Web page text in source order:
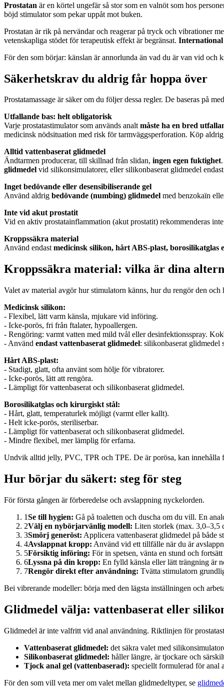
Prostatan är en körtel ungefär så stor som en valnöt som hos
böjd stimulator som pekar uppåt mot buken.
Prostatan är rik på nervändar och reagerar på tryck och vibrationer
vetenskapliga stödet för terapeutisk effekt är begränsat. International
För den som börjar: känslan är annorlunda än vad du är van vid
Säkerhetskrav du aldrig får hoppa över
Prostatamassage är säker om du följer dessa regler. De baseras på
Utfallande bas: helt obligatorisk
Varje prostatastimulator som används analtmåste ha en bred
medicinsk nödsituation med risk för tarmväggsperforation. Köp
Alltid vattenbaserat glidmedel
Ändtarmen producerar, till skillnad från slidan, ingen egen fuktighet
glidmedel vid silikonsimulatorer, eller silikonbaserat glidmedel
Inget bedövande eller desensibiliserande gel
Använd aldrig bedövande (numbing) glidmedel med benzokaïn
Inte vid akut prostatit
Vid en aktiv prostatainflammation (akut prostatit) rekommenderas
Kroppssäkra material
Använd endastmedicinsk silikon, hårt ABS-plast, borosilikatglas
Kroppssäkra material: vilka är dina
Valet av material avgör hur stimulatorn känns, hur du rengör den och
Medicinsk silikon:
- Flexibel, lätt varm känsla, mjukare vid införing.
- Icke-porös, fri från ftalater, hypoallergen.
- Rengöring: varmt vatten med mild tvål eller desinfektionsspray.
- Använd endast vattenbaserat glidmedel: silikonbaserat glidmedel
Hårt ABS-plast:
- Stadigt, glatt, ofta använt som hölje för vibratorer.
- Icke-porös, lätt att rengöra.
- Lämpligt för vattenbaserat och silikonbaserat glidmedel.
Borosilikatglas och kirurgiskt stål:
- Hårt, glatt, temperaturlek möjligt (varmt eller kallt).
- Helt icke-porös, steriliserbar.
- Lämpligt för vattenbaserat och silikonbaserat glidmedel.
- Mindre flexibel, mer lämplig för erfarna.
Undvik alltid jelly, PVC, TPR och TPE. De är porösa, kan innehålla
Hur börjar du säkert: steg för steg
För första gången är förberedelse och avslappning nyckelorden.
1Se till hygien: Gå på toaletten och duscha om du vill. En
2Välj en nybörjarvänlig modell: Liten storlek (max. 3,0–3,5
3Smörj generöst: Applicera vattenbaserat glidmedel på både
4Avslappnat kropp: Använd vid ett tillfälle när du är
5Försiktig införing: För in spetsen, vänta en stund och
6Lyssna på din kropp: En fylld känsla eller lätt trängning är
7Rengör direkt efter användning: Tvätta stimulatorn
Bei vibrerande modeller: börja med den lägsta inställningen och
Glidmedel välja: vattenbaserat eller
Glidmedel är inte valfritt vid anal användning. Riktlinjen för
Vattenbaserat glidmedel: det säkra valet med
Silikonbaserat glidmedel: håller längre, är tjockare och
Tjock anal gel (vattenbaserad): speciellt formulerad för anal
För den som vill veta mer om valet mellan glidmedeltyper, se